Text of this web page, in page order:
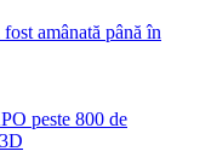
amânată până în
peste 800 de